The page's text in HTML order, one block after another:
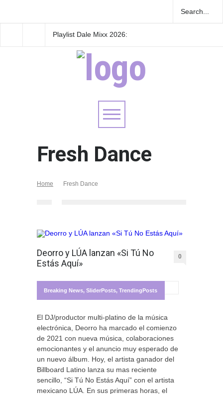
Playlist Dale Mixx 2026:
Fresh Dance
Home Fresh Dance
Deorro y LÚA lanzan «Si Tú No
Estás Aquí»
0
Breaking News, SliderPosts, TrendingPosts
El DJ/productor multi-platino de la música
electrónica, Deorro ha marcado el comienzo
de 2021 con nueva música, colaboraciones
emocionantes y el anuncio muy esperado de
un nuevo álbum. Hoy, el artista ganador del
Billboard Latino lanza su mas reciente
sencillo, “Si Tú No Estás Aquí” con el artista
mexicano LÚA. En sus primeras horas, el